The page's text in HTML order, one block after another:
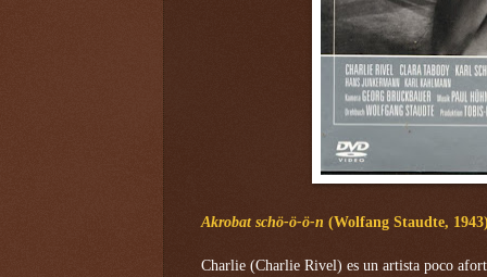
Akrobat schö-ö-ö-n (Wolfang Staudte,
Charlie (Charlie Rivel) es un artista poco